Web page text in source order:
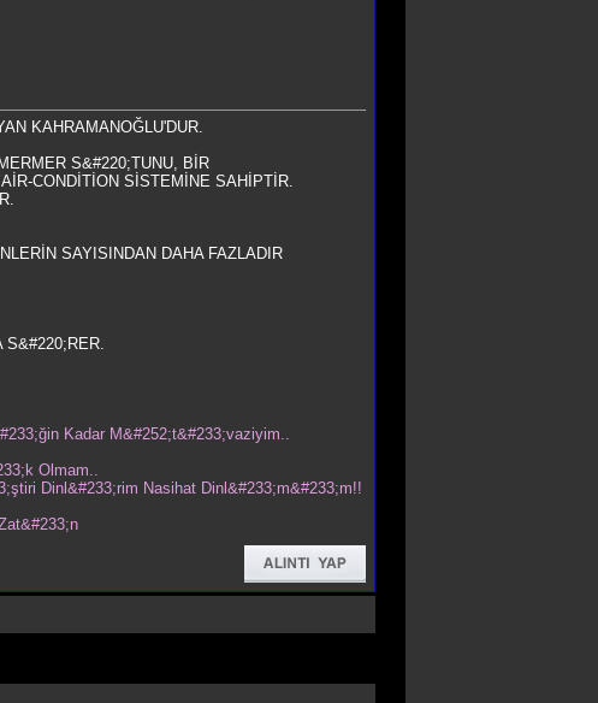
KAHRAMANOĞLU'DUR.
S&#220;TUNU, BİR
CONDİTİON SİSTEMİNE SAHİPTİR.
SAYISINDAN DAHA FAZLADIR
S&#220;RER.
Kadar M&#252;t&#233;vaziyim..
Olmam..
Dinl&#233;rim Nasihat Dinl&#233;m&#233;m!!